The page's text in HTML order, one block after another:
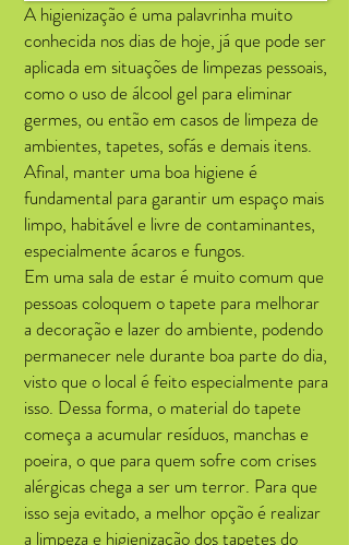
A higienização é uma palavrinha muito
conhecida nos dias de hoje, já que pode ser
aplicada em situações de limpezas pessoais,
como o uso de álcool gel para eliminar
germes, ou então em casos de limpeza de
ambientes, tapetes, sofás e demais itens.
Afinal, manter uma boa higiene é
fundamental para garantir um espaço mais
limpo, habitável e livre de contaminantes,
especialmente ácaros e fungos.
Em uma sala de estar é muito comum que
pessoas coloquem o tapete para melhorar
a decoração e lazer do ambiente, podendo
permanecer nele durante boa parte do dia,
visto que o local é feito especialmente para
isso. Dessa forma, o material do tapete
começa a acumular resíduos, manchas e
poeira, o que para quem sofre com crises
alérgicas chega a ser um terror. Para que
isso seja evitado, a melhor opção é realizar
a limpeza e higienização dos tapetes do